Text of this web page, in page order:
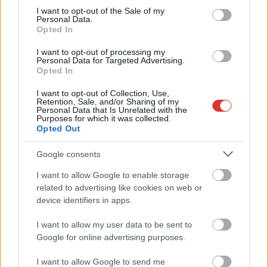
consent section.
I want to opt-out of the Sale of my
Personal Data.
Opted In
I want to opt-out of processing my
Personal Data for Targeted Advertising.
Opted In
I want to opt-out of Collection, Use,
Retention, Sale, and/or Sharing of my
Personal Data that Is Unrelated with the
Purposes for which it was collected.
Opted Out
Google consents
I want to allow Google to enable storage
related to advertising like cookies on web or
device identifiers in apps.
I want to allow my user data to be sent to
Google for online advertising purposes.
I want to allow Google to send me
hetekben. Szinte százalékra el is találta mindkét párt
eredményét, hát hiába a Medián nem Deák Dániel és nem a
Nézőpont intézet. Györfi kiemelte, hogy ez tartotta a lelket az
ellenzéki oldalban.
TOVÁBB OLVASOM
Választások 2002,2022,2026,előrejelzés ,
Jász-Nagykun Szolnok megye
,
Kellemetlen baki, véletlenül adásba csúszott,
ahogy a TV2 műsorvezetője szenved a Tisza
2/3-ának ismeretében (videóval)
2026.04.13. Kiss Lajos
tagadhatatlanul és